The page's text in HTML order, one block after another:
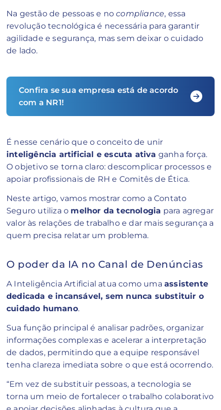
Na gestão de pessoas e nocompliance, essa
revolução tecnológica é necessária para garantir
agilidade e segurança, mas sem deixar o cuidado
de lado.
Confira se sua empresa está de acordo
com a NR1!
É nesse cenário que o conceito de unir
inteligência artificial e escuta ativa ganha força.
O objetivo se torna claro: descomplicar processos e
apoiar profissionais de RH e Comitês de Ética.
Neste artigo, vamos mostrar como a Contato
Seguro utiliza o melhor da tecnologia para agregar
valor às relações de trabalho e dar mais segurança a
quem precisa relatar um problema.
O poder da IA no Canal de Denúncias
A Inteligência Artificial atua como uma assistente
dedicada e incansável, sem nunca substituir o
cuidado humano.
Sua função principal é analisar padrões, organizar
informações complexas e acelerar a interpretação
de dados, permitindo que a equipe responsável
tenha clareza imediata sobre o que está ocorrendo.
“Em vez de substituir pessoas, a tecnologia se
torna um meio de fortalecer o trabalho colaborativo